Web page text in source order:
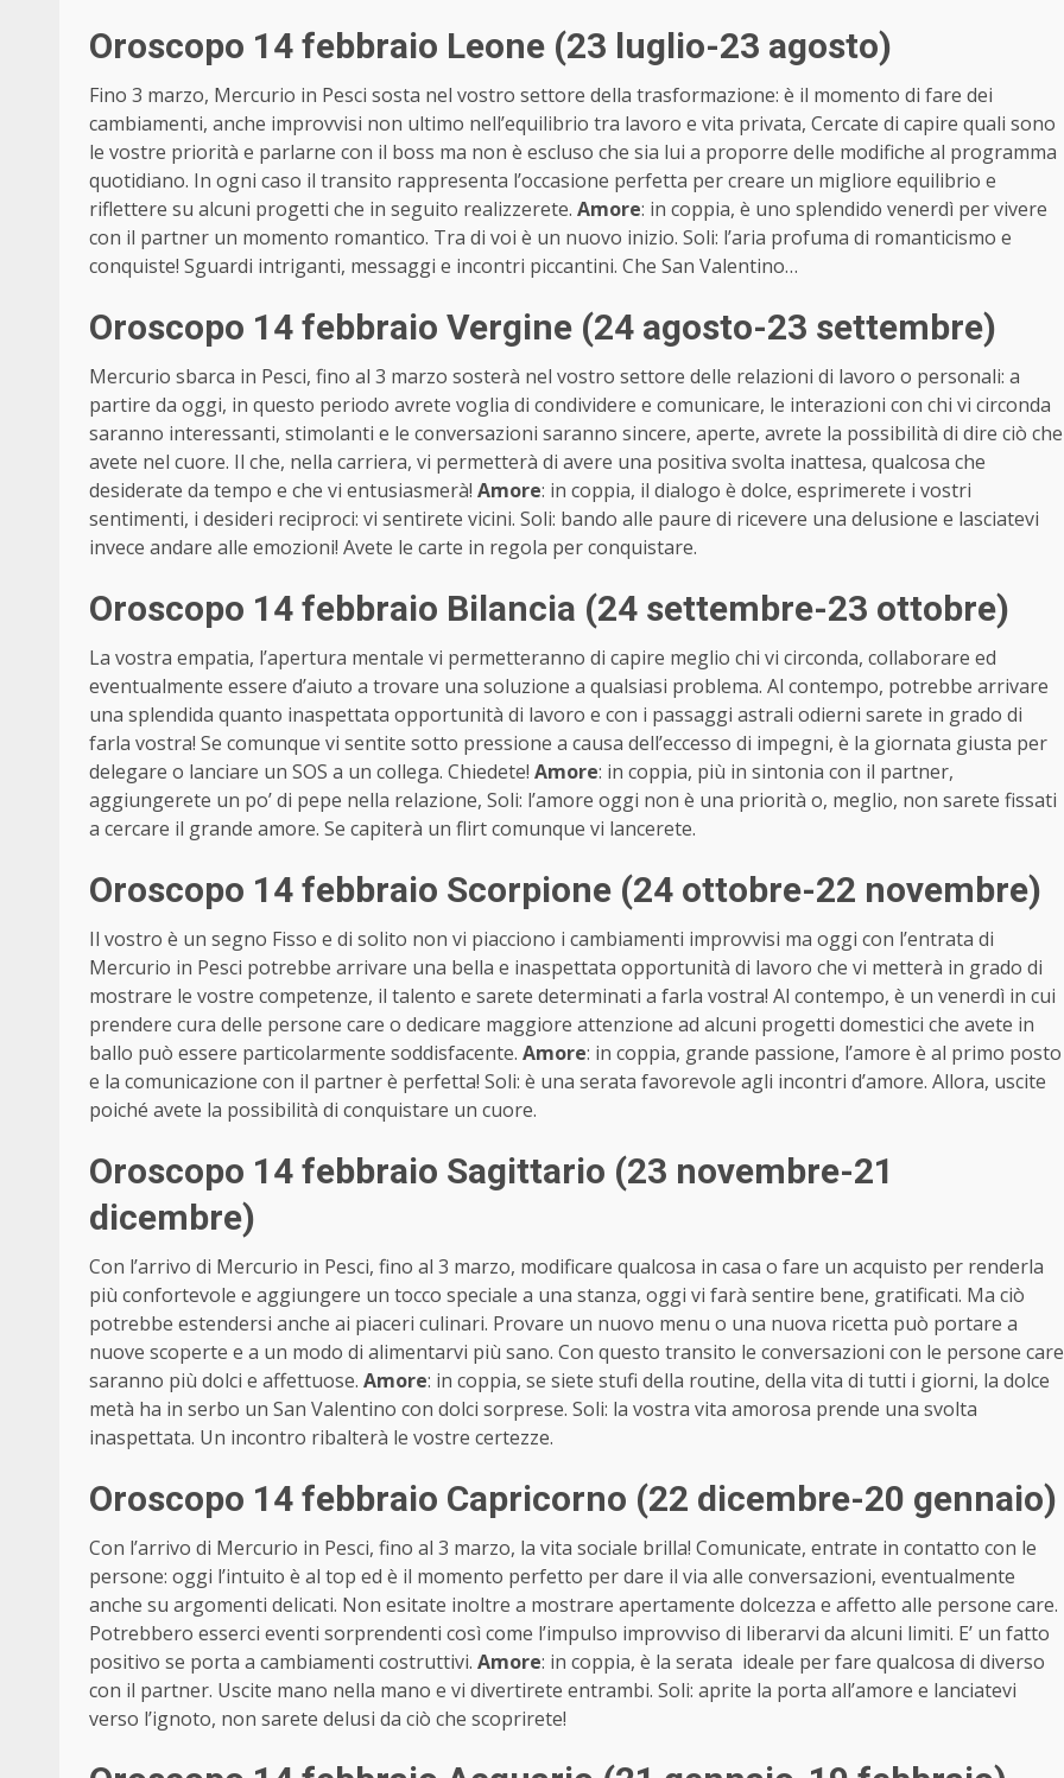
Oroscopo 14 febbraio Leone (23 luglio-23 agosto)
Fino 3 marzo, Mercurio in Pesci sosta nel vostro settore della trasformazione: è il momento di fare dei
cambiamenti, anche improvvisi non ultimo nell’equilibrio tra lavoro e vita privata, Cercate di capire quali sono
le vostre priorità e parlarne con il boss ma non è escluso che sia lui a proporre delle modifiche al programma
quotidiano. In ogni caso il transito rappresenta l’occasione perfetta per creare un migliore equilibrio e
riflettere su alcuni progetti che in seguito realizzerete. Amore: in coppia, è uno splendido venerdì per vivere
con il partner un momento romantico. Tra di voi è un nuovo inizio. Soli: l’aria profuma di romanticismo e
conquiste! Sguardi intriganti, messaggi e incontri piccantini. Che San Valentino…
Oroscopo 14 febbraio Vergine (24 agosto-23 settembre)
Mercurio sbarca in Pesci, fino al 3 marzo sosterà nel vostro settore delle relazioni di lavoro o personali: a
partire da oggi, in questo periodo avrete voglia di condividere e comunicare, le interazioni con chi vi circonda
saranno interessanti, stimolanti e le conversazioni saranno sincere, aperte, avrete la possibilità di dire ciò che
avete nel cuore. Il che, nella carriera, vi permetterà di avere una positiva svolta inattesa, qualcosa che
desiderate da tempo e che vi entusiasmerà! Amore: in coppia, il dialogo è dolce, esprimerete i vostri
sentimenti, i desideri reciproci: vi sentirete vicini. Soli: bando alle paure di ricevere una delusione e lasciatevi
invece andare alle emozioni! Avete le carte in regola per conquistare.
Oroscopo 14 febbraio Bilancia (24 settembre-23 ottobre)
La vostra empatia, l’apertura mentale vi permetteranno di capire meglio chi vi circonda, collaborare ed
eventualmente essere d’aiuto a trovare una soluzione a qualsiasi problema. Al contempo, potrebbe arrivare
una splendida quanto inaspettata opportunità di lavoro e con i passaggi astrali odierni sarete in grado di
farla vostra! Se comunque vi sentite sotto pressione a causa dell’eccesso di impegni, è la giornata giusta per
delegare o lanciare un SOS a un collega. Chiedete! Amore: in coppia, più in sintonia con il partner,
aggiungerete un po’ di pepe nella relazione, Soli: l’amore oggi non è una priorità o, meglio, non sarete fissati
a cercare il grande amore. Se capiterà un flirt comunque vi lancerete.
Oroscopo 14 febbraio Scorpione (24 ottobre-22 novembre)
Il vostro è un segno Fisso e di solito non vi piacciono i cambiamenti improvvisi ma oggi con l’entrata di
Mercurio in Pesci potrebbe arrivare una bella e inaspettata opportunità di lavoro che vi metterà in grado di
mostrare le vostre competenze, il talento e sarete determinati a farla vostra! Al contempo, è un venerdì in cui
prendere cura delle persone care o dedicare maggiore attenzione ad alcuni progetti domestici che avete in
ballo può essere particolarmente soddisfacente. Amore: in coppia, grande passione, l’amore è al primo posto
e la comunicazione con il partner è perfetta! Soli: è una serata favorevole agli incontri d’amore. Allora, uscite
poiché avete la possibilità di conquistare un cuore.
Oroscopo 14 febbraio Sagittario (23 novembre-21
dicembre)
Con l’arrivo di Mercurio in Pesci, fino al 3 marzo, modificare qualcosa in casa o fare un acquisto per renderla
più confortevole e aggiungere un tocco speciale a una stanza, oggi vi farà sentire bene, gratificati. Ma ciò
potrebbe estendersi anche ai piaceri culinari. Provare un nuovo menu o una nuova ricetta può portare a
nuove scoperte e a un modo di alimentarvi più sano. Con questo transito le conversazioni con le persone care
saranno più dolci e affettuose. Amore: in coppia, se siete stufi della routine, della vita di tutti i giorni, la dolce
metà ha in serbo un San Valentino con dolci sorprese. Soli: la vostra vita amorosa prende una svolta
inaspettata. Un incontro ribalterà le vostre certezze.
Oroscopo 14 febbraio Capricorno (22 dicembre-20 gennaio)
Con l’arrivo di Mercurio in Pesci, fino al 3 marzo, la vita sociale brilla! Comunicate, entrate in contatto con le
persone: oggi l’intuito è al top ed è il momento perfetto per dare il via alle conversazioni, eventualmente
anche su argomenti delicati. Non esitate inoltre a mostrare apertamente dolcezza e affetto alle persone care.
Potrebbero esserci eventi sorprendenti così come l’impulso improvviso di liberarvi da alcuni limiti. E’ un fatto
positivo se porta a cambiamenti costruttivi. Amore: in coppia, è la serata ideale per fare qualcosa di diverso
con il partner. Uscite mano nella mano e vi divertirete entrambi. Soli: aprite la porta all’amore e lanciatevi
verso l’ignoto, non sarete delusi da ciò che scoprirete!